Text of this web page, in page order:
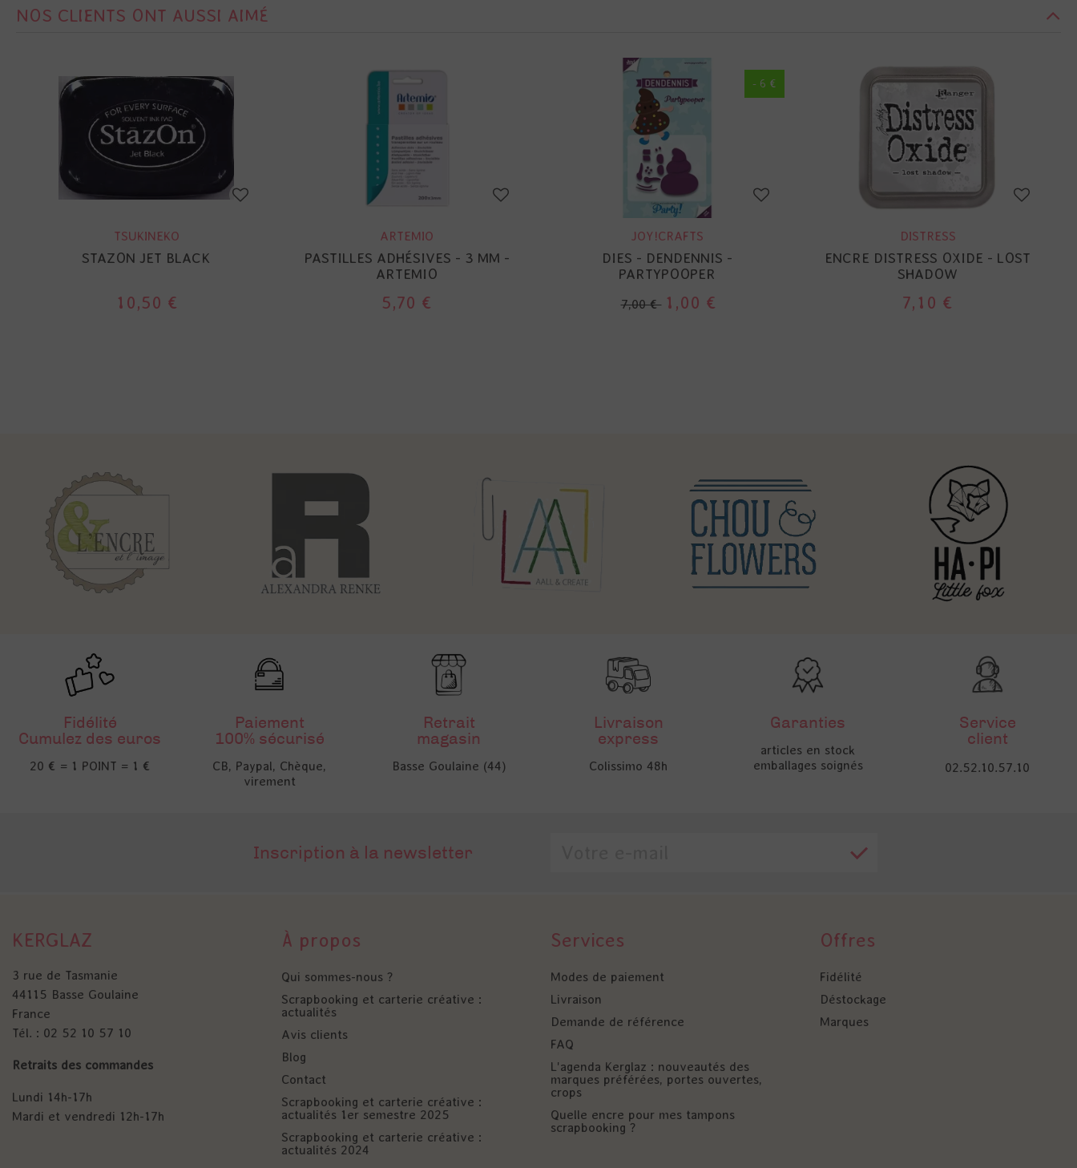
NOS CLIENTS ONT AUSSI AIMÉ
TSUKINEKO
STAZON JET BLACK
10,50 €
ARTEMIO
PASTILLES ADHÉSIVES - 3 MM -
ARTEMIO
5,70 €
- 6 €
JOY!CRAFTS
DIES - DENDENNIS -
PARTYPOOPER
7,00 € 1,00 €
DISTRESS
ENCRE DISTRESS OXIDE - LOST
SHADOW
7,10 €
Fidélité
Cumulez des euros
20 € = 1 POINT = 1 €
Paiement
100% sécurisé
CB, Paypal, Chèque,
virement
Retrait
magasin
Basse Goulaine (44)
Livraison
express
Colissimo 48h
Garanties
articles en stock
emballages soignés
Service
client
02.52.10.57.10
Inscription à la newsletter
KERGLAZ
3 rue de Tasmanie
44115 Basse Goulaine
France
Tél. : 02 52 10 57 10
Retraits des commandes
Lundi 14h-17h
Mardi et vendredi 12h-17h
À propos
Qui sommes-nous ?
Scrapbooking et carterie créative :
actualités
Avis clients
Blog
Contact
Scrapbooking et carterie créative :
actualités 1er semestre 2025
Scrapbooking et carterie créative :
actualités 2024
Services
Modes de paiement
Livraison
Demande de référence
FAQ
L'agenda Kerglaz : nouveautés des
marques préférées, portes ouvertes,
crops
Quelle encre pour mes tampons
scrapbooking ?
Offres
Fidélité
Déstockage
Marques